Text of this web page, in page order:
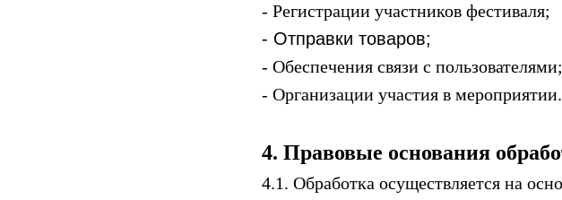
- Регистрации участников фестиваля;
- Отправки товаров;
- Обеспечения связи с пользователями;
- Организации участия в мероприятии.
4. Правовые основания
4.1. Обработка осуществляется на